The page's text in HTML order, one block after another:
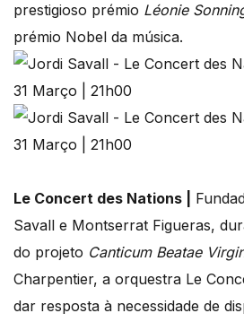
prestigioso prémio Léonie
prémio Nobel da música.
Le Concert des Nations |
Savall e Montserrat Figueras,
do projeto Canticum Beatae
Charpentier, a orquestra Le
dar resposta à necessidade de